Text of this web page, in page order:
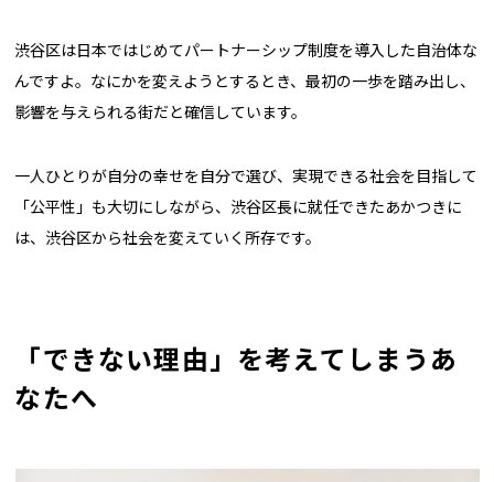
渋谷区は日本ではじめてパートナーシップ制度を導入した自治体な
んですよ。なにかを変えようとするとき、最初の一歩を踏み出し、
影響を与えられる街だと確信しています。
一人ひとりが自分の幸せを自分で選び、実現できる社会を目指して
「公平性」も大切にしながら、渋谷区長に就任できたあかつきに
は、渋谷区から社会を変えていく所存です。
「できない理由」を考えてしまうあ
なたへ